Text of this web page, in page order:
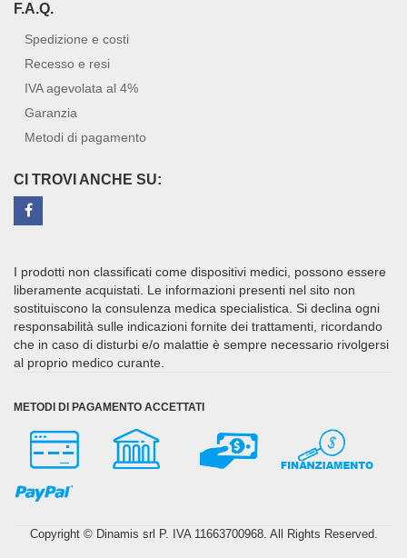
F.A.Q.
Spedizione e costi
Recesso e resi
IVA agevolata al 4%
Garanzia
Metodi di pagamento
CI TROVI ANCHE SU:
I prodotti non classificati come dispositivi medici, possono essere
liberamente acquistati. Le informazioni presenti nel sito non
sostituiscono la consulenza medica specialistica. Si declina ogni
responsabilità sulle indicazioni fornite dei trattamenti, ricordando
che in caso di disturbi e/o malattie è sempre necessario rivolgersi
al proprio medico curante.
METODI DI PAGAMENTO ACCETTATI
Copyright © Dinamis srl P. IVA 11663700968. All Rights Reserved.